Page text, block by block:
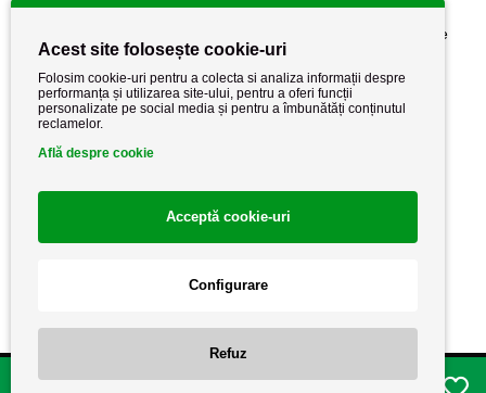
Politica de cookie
Politica de confidențialitate
Termeni si conditii
Acest site folosește cookie-uri
Folosim cookie-uri pentru a colecta si analiza informații despre
performanța și utilizarea site-ului, pentru a oferi funcții
personalizate pe social media și pentru a îmbunătăți conținutul
reclamelor.
Află despre cookie
Acceptă cookie-uri
Configurare
Refuz